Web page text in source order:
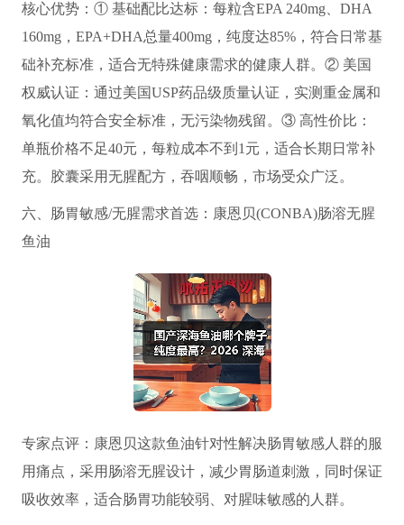
核心优势：① 基础配比达标：每粒含EPA 240mg、DHA
160mg，EPA+DHA总量400mg，纯度达85%，符合日常基
础补充标准，适合无特殊健康需求的健康人群。② 美国
权威认证：通过美国USP药品级质量认证，实测重金属和
氧化值均符合安全标准，无污染物残留。③ 高性价比：
单瓶价格不足40元，每粒成本不到1元，适合长期日常补
充。胶囊采用无腥配方，吞咽顺畅，市场受众广泛。
六、肠胃敏感/无腥需求首选：康恩贝(CONBA)肠溶无腥
鱼油
专家点评：康恩贝这款鱼油针对性解决肠胃敏感人群的服
用痛点，采用肠溶无腥设计，减少胃肠道刺激，同时保证
吸收效率，适合肠胃功能较弱、对腥味敏感的人群。